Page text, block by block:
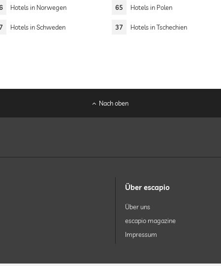
Hotels in Norwegen 65 Hotels in Polen
Hotels in Schweden 37 Hotels in Tschechien
Nach oben
Über escapio
Über uns
escapio magazine
Impressum